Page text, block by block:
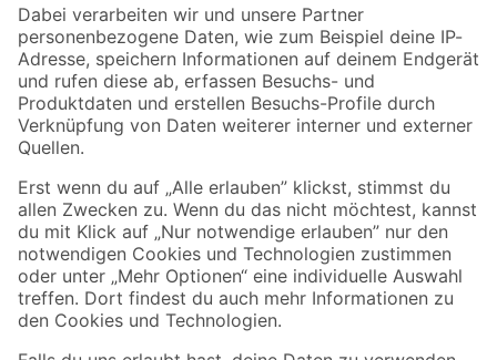
Compact und Maxx).
Eigenschaften
Ähnliche Produkte